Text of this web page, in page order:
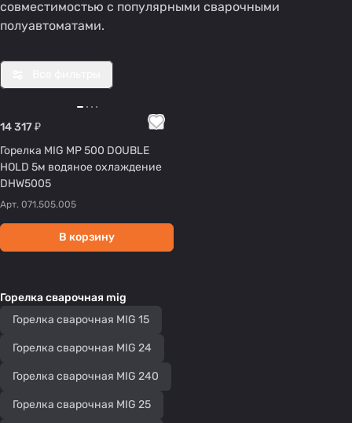
совместимостью с популярными сварочными
полуавтоматами.
14 317 ₽
Горелка MIG MP 500 DOUBLE
HOLD 5м водяное охлаждение
DHW5005
Арт. 071.505.005
В корзину
Горелка сварочная mig
Горелка сварочная MIG 15
Горелка сварочная MIG 24
Горелка сварочная MIG 240
Горелка сварочная MIG 25